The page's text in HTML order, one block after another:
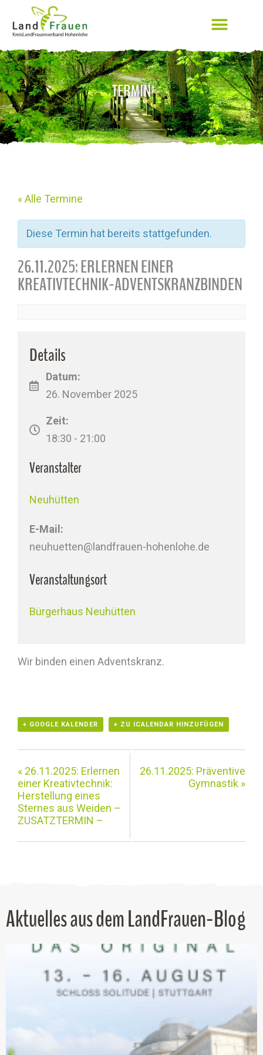
TERMIN
« Alle Termine
Diese Termin hat bereits stattgefunden.
26.11.2025: ERLERNEN EINER
KREATIVTECHNIK-ADVENTSKRANZBINDEN
Details
Datum:
26. November 2025
Zeit:
18:30 - 21:00
Veranstalter
Neuhütten
E-Mail:
neuhuetten@landfrauen-hohenlohe.de
Veranstaltungsort
Bürgerhaus Neuhütten
Wir binden einen Adventskranz.
+ GOOGLE KALENDER + ZU ICALENDAR HINZUFÜGEN
« 26.11.2025: Erlernen
einer Kreativtechnik:
Herstellung eines
Sternes aus Weiden –
ZUSATZTERMIN –
26.11.2025: Präventive
Gymnastik »
Aktuelles aus dem LandFrauen-Blog